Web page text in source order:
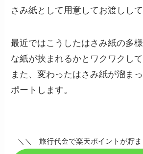
さみ紙として用意してお渡しして
最近ではこうしたはさみ紙の多
な紙が挟まれるかとワクワクして
また、変わったはさみ紙が溜ま
ポートします。
＼＼ 旅行代金で楽天ポイントが貯